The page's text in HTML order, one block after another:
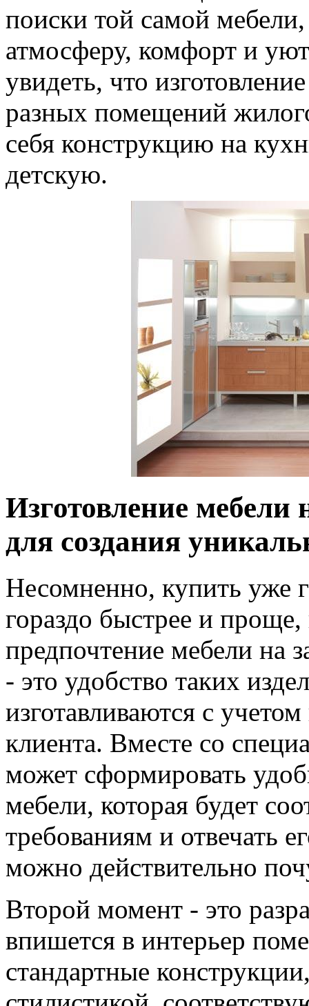
поиски той самой мебели,
атмосферу, комфорт и
увидеть, что
разных помещений
себя конструкцию на
детскую.
Изготовление мебели
для создания
Несомненно, купить уже
гораздо быстрее и
предпочтение мебели на
- это удобство таких
изготавливаются с
клиента. Вместе со
может сформировать
мебели, которая будет
требованиям и отвечать
можно действительно
Второй момент - это
впишется в интерьер
стандартные